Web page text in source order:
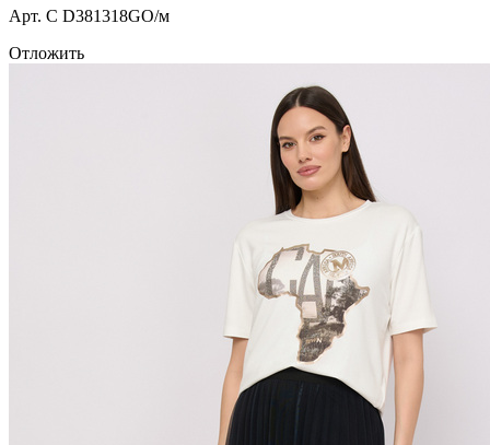
Арт. С D381318GO/м
Отложить